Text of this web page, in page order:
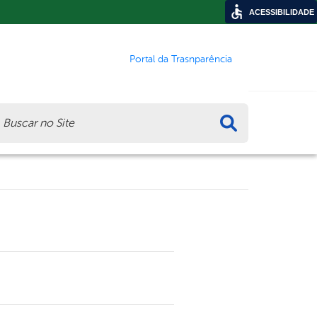
Portal da Trasnparência
ACESSIBILIDADE